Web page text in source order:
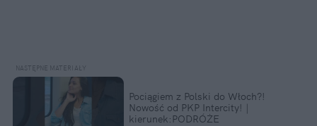
Pociągiem z Polski do Włoch?!
Nowość od PKP Intercity! |
kierunek:PODRÓŻE